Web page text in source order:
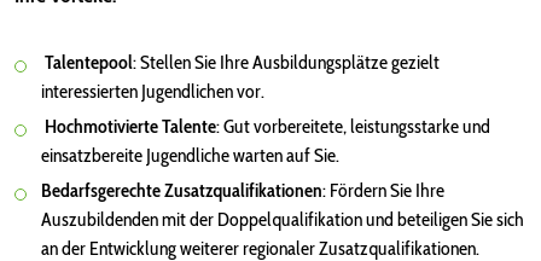
Talentepool: Stellen Sie Ihre Ausbildungsplätze gezielt
interessierten Jugendlichen vor.
Hochmotivierte Talente: Gut vorbereitete, leistungsstarke und
einsatzbereite Jugendliche warten auf Sie.
Bedarfsgerechte Zusatzqualifikationen: Fördern Sie Ihre
Auszubildenden mit der Doppelqualifikation und beteiligen Sie sich
an der Entwicklung weiterer regionaler Zusatzqualifikationen.